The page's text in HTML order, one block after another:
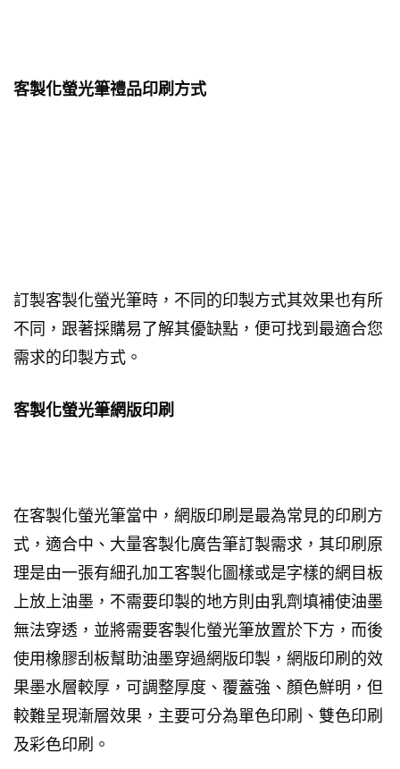
客製化螢光筆禮品印刷方式
訂製客製化螢光筆時，不同的印製方式其效果也有所
不同，跟著採購易了解其優缺點，便可找到最適合您
需求的印製方式。
客製化螢光筆網版印刷
在客製化螢光筆當中，網版印刷是最為常見的印刷方
式，適合中、大量客製化廣告筆訂製需求，其印刷原
理是由一張有細孔加工客製化圖樣或是字樣的網目板
上放上油墨，不需要印製的地方則由乳劑填補使油墨
無法穿透，並將需要客製化螢光筆放置於下方，而後
使用橡膠刮板幫助油墨穿過網版印製，網版印刷的效
果墨水層較厚，可調整厚度、覆蓋強、顏色鮮明，但
較難呈現漸層效果，主要可分為單色印刷、雙色印刷
及彩色印刷。